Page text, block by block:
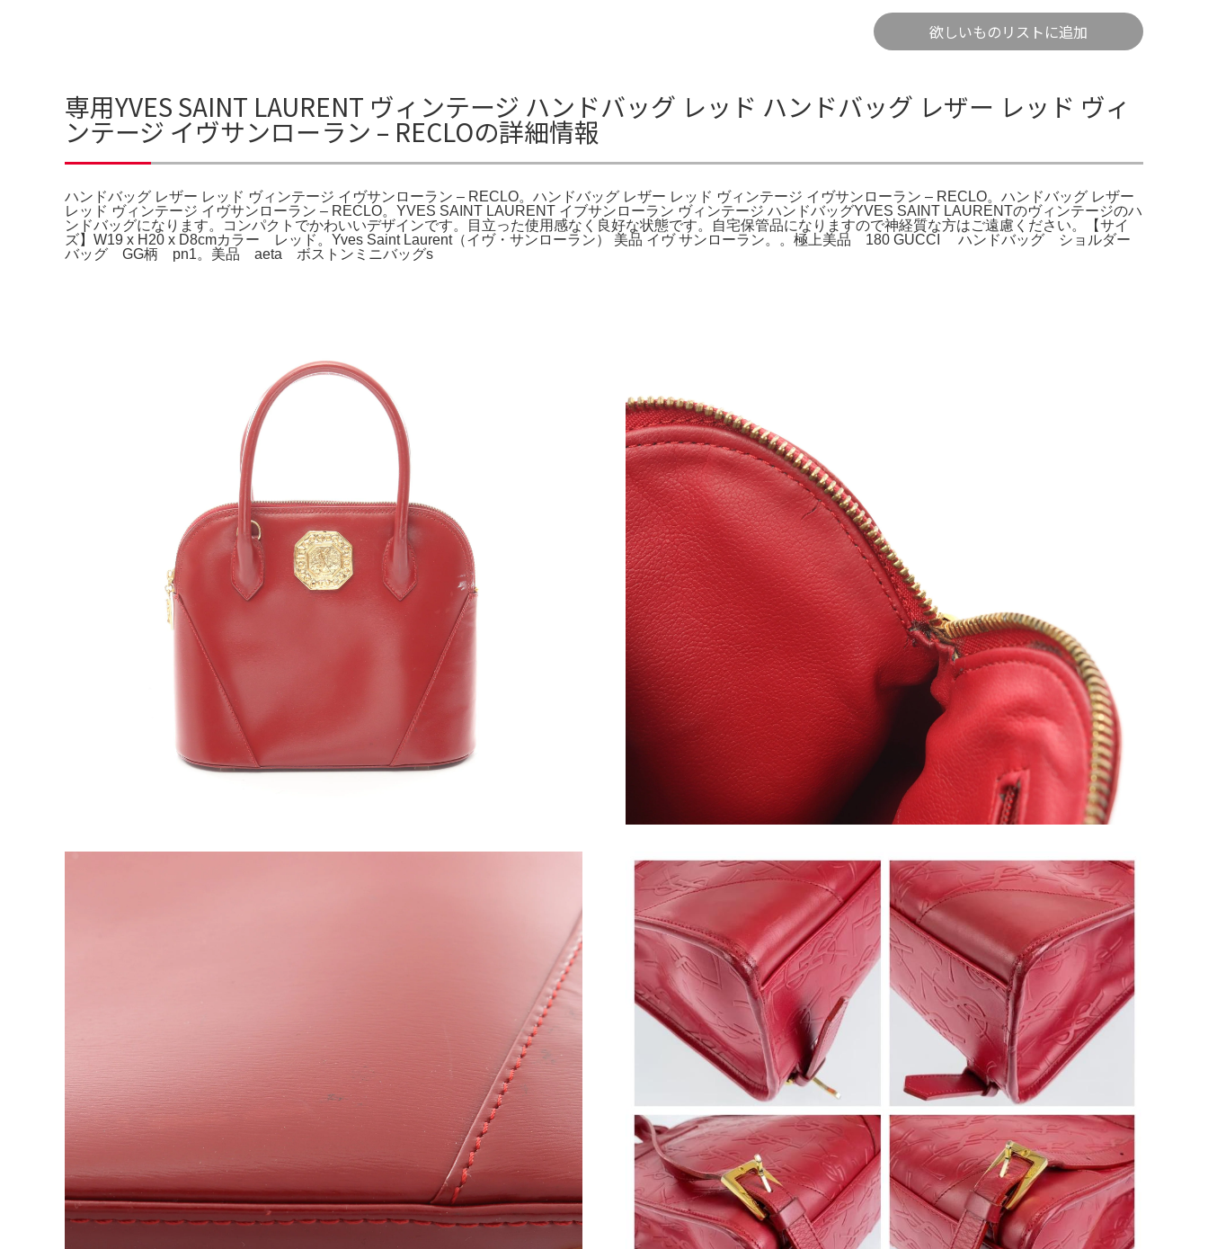
欲しいものリストに追加
専用YVES SAINT LAURENT ヴィンテージ ハンドバッグ レッド ハンドバッグ レザー レッド ヴィ
ンテージ イヴサンローラン – RECLOの詳細情報
ハンドバッグ レザー レッド ヴィンテージ イヴサンローラン – RECLO。ハンドバッグ レザー レッド ヴィンテージ イヴサンローラン – RECLO。ハンドバッグ レザー
レッド ヴィンテージ イヴサンローラン – RECLO。YVES SAINT LAURENT イブサンローラン ヴィンテージ ハンドバッグYVES SAINT LAURENTのヴィンテージのハ
ンドバッグになります。コンパクトでかわいいデザインです。目立った使用感なく良好な状態です。自宅保管品になりますので神経質な方はご遠慮ください。【サイ
ズ】W19 x H20 x D8cmカラー レッド。Yves Saint Laurent（イヴ・サンローラン） 美品 イヴ サンローラン。。極上美品 180 GUCCI ハンドバッグ ショルダー
バッグ GG柄 pn1。美品 aeta ボストンミニバッグs